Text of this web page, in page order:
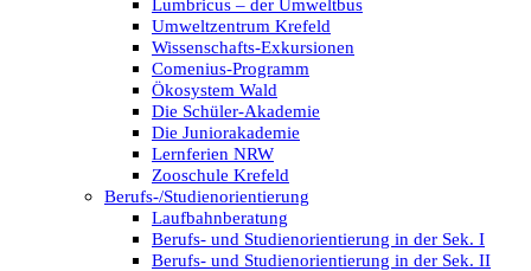
Lumbricus – der Umweltbus
Umweltzentrum Krefeld
Wissenschafts-Exkursionen
Comenius-Programm
Ökosystem Wald
Die Schüler-Akademie
Die Juniorakademie
Lernferien NRW
Zooschule Krefeld
Berufs-/Studienorientierung
Laufbahnberatung
Berufs- und Studienorientierung in der Sek. I
Berufs- und Studienorientierung in der Sek. II